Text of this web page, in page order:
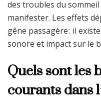
des troubles du
manifester. Les effets
gêne passagère : il
sonore et impact sur le
Quels sont
courants dans